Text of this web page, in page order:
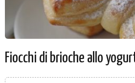
Fiocchi di brioche allo